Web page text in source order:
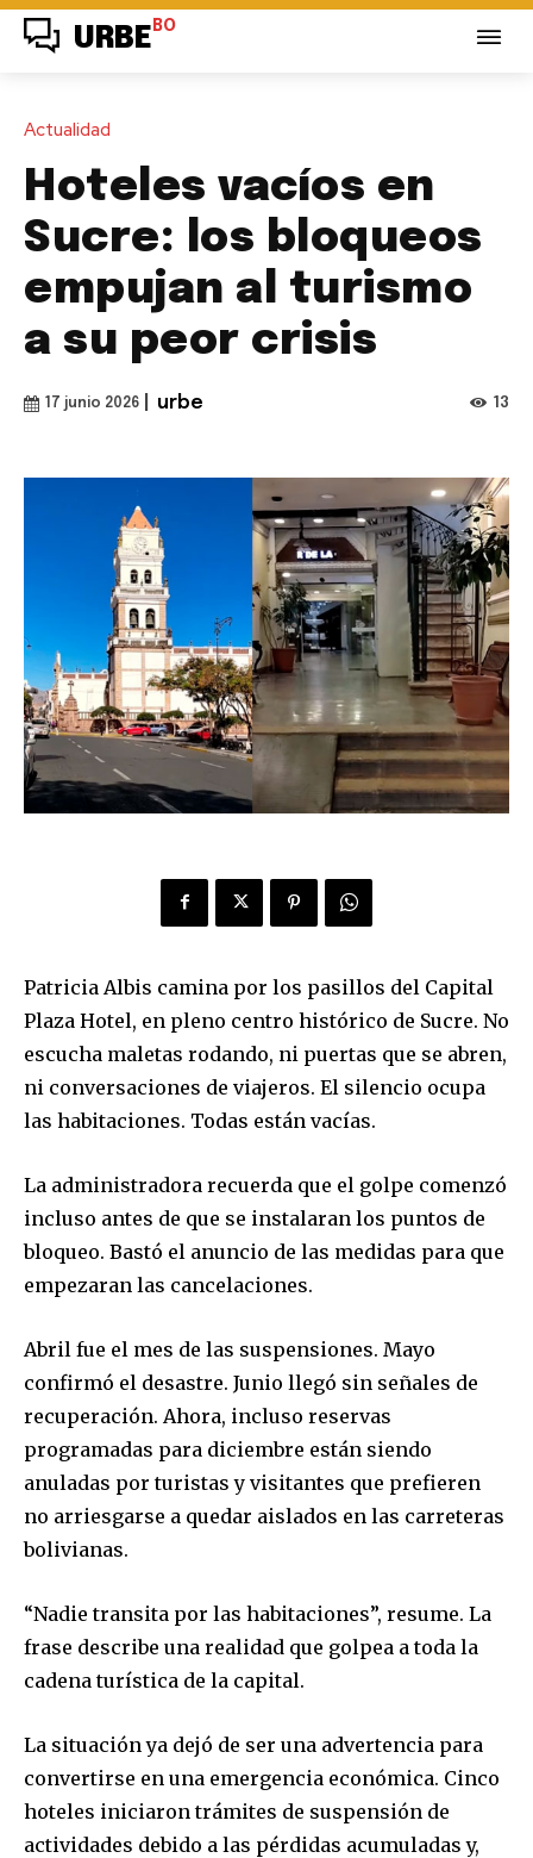
URBE BO
Actualidad
Hoteles vacíos en
Sucre: los bloqueos
empujan al turismo
a su peor crisis
17 junio 2026 urbe 13
Patricia Albis camina por los pasillos del Capital
Plaza Hotel, en pleno centro histórico de Sucre. No
escucha maletas rodando, ni puertas que se abren,
ni conversaciones de viajeros. El silencio ocupa
las habitaciones. Todas están vacías.
La administradora recuerda que el golpe comenzó
incluso antes de que se instalaran los puntos de
bloqueo. Bastó el anuncio de las medidas para que
empezaran las cancelaciones.
Abril fue el mes de las suspensiones. Mayo
confirmó el desastre. Junio llegó sin señales de
recuperación. Ahora, incluso reservas
programadas para diciembre están siendo
anuladas por turistas y visitantes que prefieren
no arriesgarse a quedar aislados en las carreteras
bolivianas.
“Nadie transita por las habitaciones”, resume. La
frase describe una realidad que golpea a toda la
cadena turística de la capital.
La situación ya dejó de ser una advertencia para
convertirse en una emergencia económica. Cinco
hoteles iniciaron trámites de suspensión de
actividades debido a las pérdidas acumuladas y,